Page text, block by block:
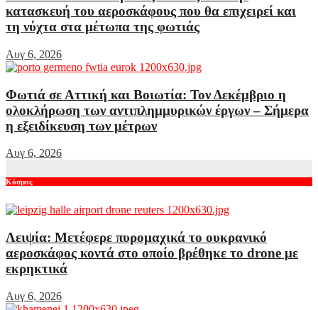
κατασκευή του αεροσκάφους που θα επιχειρεί και
τη νύχτα στα μέτωπα της φωτιάς
Αυγ 6, 2026
Φωτιά σε Αττική και Βοιωτία: Τον Δεκέμβριο η
ολοκλήρωση των αντιπλημμυρικών έργων – Σήμερα
η εξειδίκευση των μέτρων
Αυγ 6, 2026
Κόσμος
Λειψία: Μετέφερε πυρομαχικά το ουκρανικό
αεροσκάφος κοντά στο οποίο βρέθηκε το drone με
εκρηκτικά
Αυγ 6, 2026